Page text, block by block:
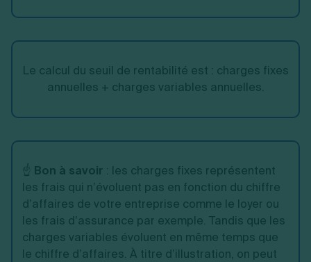
Le calcul du seuil de rentabilité est : charges fixes
annuelles + charges variables annuelles.
☝️ Bon à savoir : les charges fixes représentent
les frais qui n’évoluent pas en fonction du chiffre
d’affaires de votre entreprise comme le loyer ou
les frais d’assurance par exemple. Tandis que les
charges variables évoluent en même temps que
le chiffre d’affaires. À titre d’illustration, on peut